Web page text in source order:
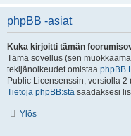
phpBB -asiat
Kuka kirjoitti tämän
Tämä sovellus (sen
tekijänoikeudet omistaa phpBB
Public Licensenssin, versiolla
Tietoja phpBB:stä saadaksesi
Ylös